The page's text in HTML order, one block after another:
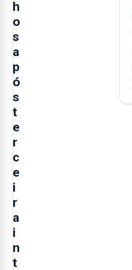
h
o
s
a
p
ó
s
t
e
r
c
e
i
r
a
i
n
t